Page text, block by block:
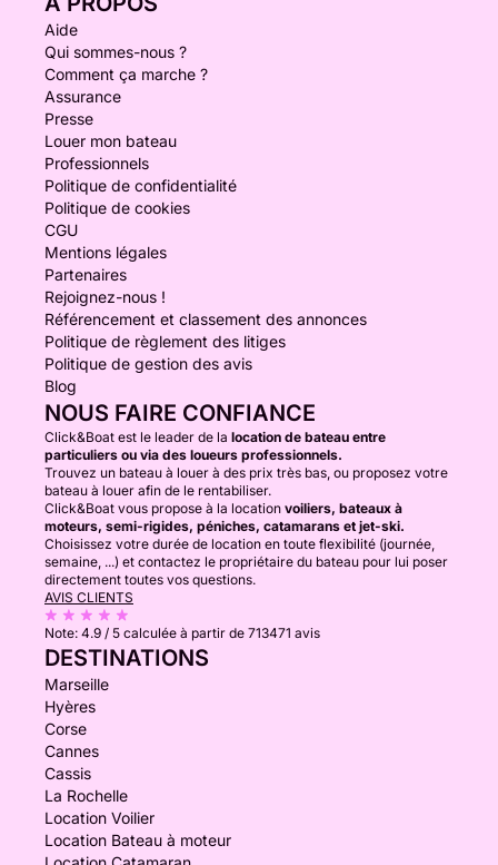
Aide
Qui sommes-nous ?
Comment ça marche ?
Assurance
Presse
Louer mon bateau
Professionnels
Politique de confidentialité
Politique de cookies
CGU
Mentions légales
Partenaires
Rejoignez-nous !
Référencement et classement des annonces
Politique de règlement des litiges
Politique de gestion des avis
Blog
NOUS FAIRE CONFIANCE
Click&Boat est le leader de la location de bateau entre
particuliers ou via des loueurs professionnels.
Trouvez un bateau à louer à des prix très bas, ou proposez votre
bateau à louer afin de le rentabiliser.
Click&Boat vous propose à la location voiliers, bateaux à
moteurs, semi-rigides, péniches, catamarans et jet-ski.
Choisissez votre durée de location en toute flexibilité (journée,
semaine, ...) et contactez le propriétaire du bateau pour lui poser
directement toutes vos questions.
AVIS CLIENTS
Note: 4.9 / 5 calculée à partir de 713471 avis
DESTINATIONS
Marseille
Hyères
Corse
Cannes
Cassis
La Rochelle
Location Voilier
Location Bateau à moteur